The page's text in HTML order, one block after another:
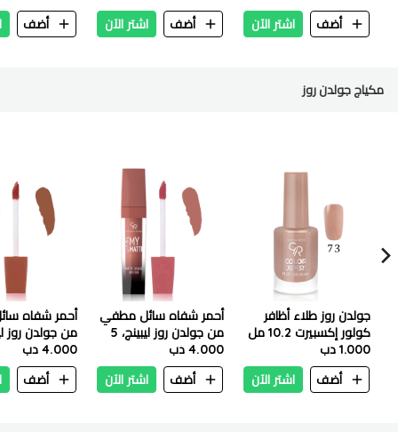
أضف
اشتر الآن
أضف
اشتر الآن
أضف
مكياج جولدن روز
جولدن روز طلاء أظافر
كولور إكسبيرت 10.2 مل
- 73
1.000 دب
أضف
اشتر الآن
أحمر شفاه سائل مطفي
من جولدن روز ليبينج، 5
مل - 18
4.000 دب
أضف
اشتر الآن
أحمر شفاه
مل - 29
4.000 دب
أضف